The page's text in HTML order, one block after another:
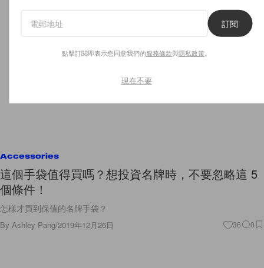
Accessories
這個手袋值得買嗎？想投資名牌時，不要忽略這 5
個條件！
怎樣才買到保值的名牌手袋？
By Ashley Pang/2019年12月26日 36 0
訂閱
點擊訂閱即表示您同意我們的服務條款與隱私政策
現在不要